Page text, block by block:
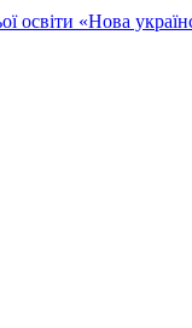
освіти «Нова